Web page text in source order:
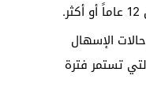
الإسهال
تستمر فترة